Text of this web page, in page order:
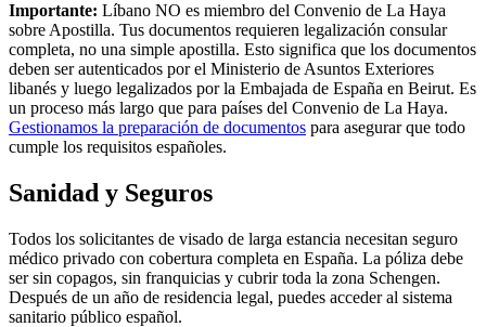
Importante: Líbano NO es miembro del Convenio de La Haya
sobre Apostilla. Tus documentos requieren legalización consular
completa, no una simple apostilla. Esto significa que los documentos
deben ser autenticados por el Ministerio de Asuntos Exteriores
libanés y luego legalizados por la Embajada de España en Beirut. Es
un proceso más largo que para países del Convenio de La Haya.
Gestionamos la preparación de documentos para asegurar que todo
cumple los requisitos españoles.
Sanidad y Seguros
Todos los solicitantes de visado de larga estancia necesitan seguro
médico privado con cobertura completa en España. La póliza debe
ser sin copagos, sin franquicias y cubrir toda la zona Schengen.
Después de un año de residencia legal, puedes acceder al sistema
sanitario público español.